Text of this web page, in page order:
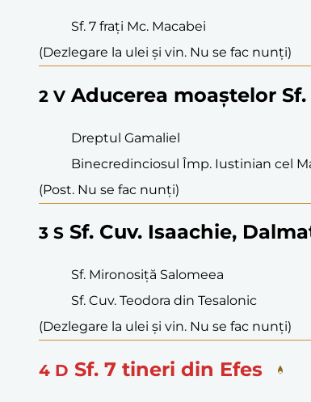
Sf. 7 frați Mc. Macabei
(Dezlegare la ulei și vin. Nu se fac nunți)
2 V Aducerea moaștelor
Dreptul Gamaliel
Binecredinciosul Împ. Iustinian cel
(Post. Nu se fac nunți)
3 S Sf. Cuv. Isaachie,
Sf. Mironosiță Salomeea
Sf. Cuv. Teodora din Tesalonic
(Dezlegare la ulei și vin. Nu se fac nunți)
4 D Sf. 7 tineri din Efes